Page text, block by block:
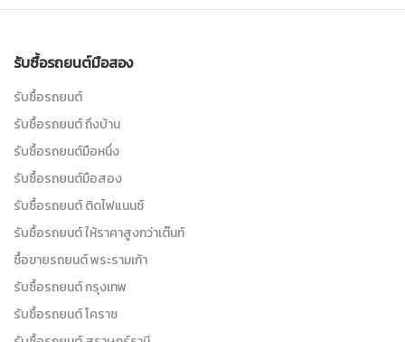
รับซื้อรถยนต์มือสอง
รับซื้อรถยนต์
รับซื้อรถยนต์ ถึงบ้าน
รับซื้อรถยนต์มือหนึ่ง
รับซื้อรถยนต์มือสอง
รับซื้อรถยนต์ ติดไฟแนนซ์
รับซื้อรถยนต์ ให้ราคาสูงกว่าเต๊นท์
ซื้อขายรถยนต์ พระรามเก้า
รับซื้อรถยนต์ กรุงเทพ
รับซื้อรถยนต์ โคราช